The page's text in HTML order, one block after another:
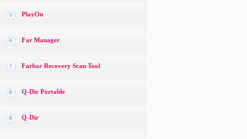
5 PlayOn
6 Far Manager
7 Farbar Recovery Scan Tool
8 Q-Dir Portable
9 Q-Dir